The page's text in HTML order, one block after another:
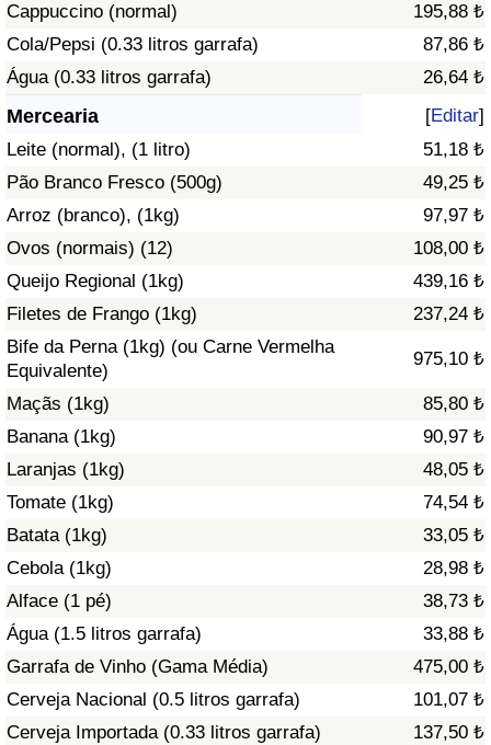
Cappuccino (normal)
195,88 ₺
Cola/Pepsi (0.33 litros garrafa)
87,86 ₺
Água (0.33 litros garrafa)
26,64 ₺
Mercearia [Editar]
Leite (normal), (1 litro)
51,18 ₺
Pão Branco Fresco (500g)
49,25 ₺
Arroz (branco), (1kg)
97,97 ₺
Ovos (normais) (12)
108,00 ₺
Queijo Regional (1kg)
439,16 ₺
Filetes de Frango (1kg)
237,24 ₺
Bife da Perna (1kg) (ou Carne Vermelha
Equivalente)
975,10 ₺
Maçãs (1kg)
85,80 ₺
Banana (1kg)
90,97 ₺
Laranjas (1kg)
48,05 ₺
Tomate (1kg)
74,54 ₺
Batata (1kg)
33,05 ₺
Cebola (1kg)
28,98 ₺
Alface (1 pé)
38,73 ₺
Água (1.5 litros garrafa)
33,88 ₺
Garrafa de Vinho (Gama Média)
475,00 ₺
Cerveja Nacional (0.5 litros garrafa)
101,07 ₺
Cerveja Importada (0.33 litros garrafa)
137,50 ₺
Indicador de Crime
Índice de criminalidade por país
Saúde
Indicador de Saúde (Atual)
Indicador de Saúde
Indicador de Saúde por País
Poluição
Índice de poluição
Indicador de Poluição por País
Trânsito
Indicador de Trânsito
Indicador de Trânsito (Atual)